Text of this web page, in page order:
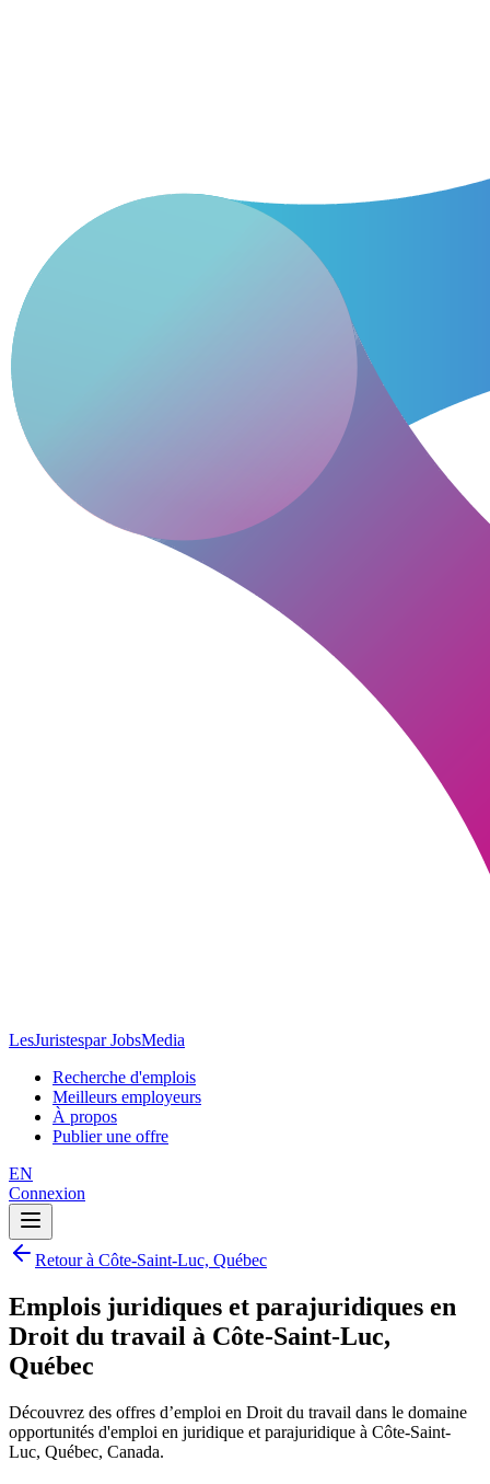
LesJuristespar JobsMedia
Recherche d'emplois
Meilleurs employeurs
À propos
Publier une offre
EN
Connexion
Retour à Côte-Saint-Luc, Québec
Emplois juridiques et parajuridiques en
Droit du travail à Côte-Saint-Luc,
Québec
Découvrez des offres d’emploi en Droit du travail dans le domaine
opportunités d'emploi en juridique et parajuridique à Côte-Saint-
Luc, Québec, Canada.